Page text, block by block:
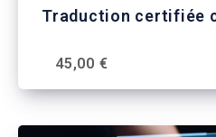
Traduction certifiée
45,00 €